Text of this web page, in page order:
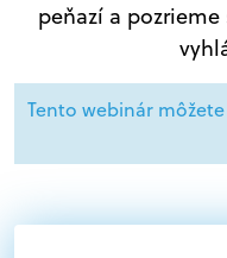
peňazí a
Tento webinár